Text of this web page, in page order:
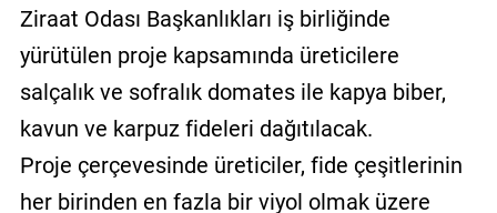
Ziraat Odası Başkanlıkları iş birliğinde
yürütülen proje kapsamında üreticilere
salçalık ve sofralık domates ile kapya biber,
kavun ve karpuz fideleri dağıtılacak.
Proje çerçevesinde üreticiler, fide çeşitlerinin
her birinden en fazla bir viyol olmak üzere